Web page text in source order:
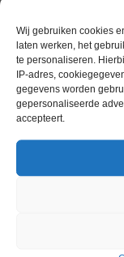
Wij gebruiken cookies
laten werken, het
te personaliseren.
IP-adres,
gegevens worden
gepersonaliseerde
accepteert.
Terug naar